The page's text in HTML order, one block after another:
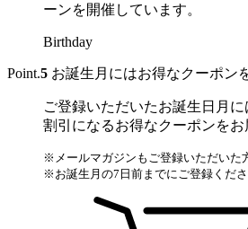
ーンを開催しています。
Birthday
Point.5 お誕生月にはお得なクーポン
ご登録いただいたお誕生日月に
割引になるお得なクーポンをお
※メールマガジンもご登録いただいた
※お誕生月の7日前までにご登録くださ